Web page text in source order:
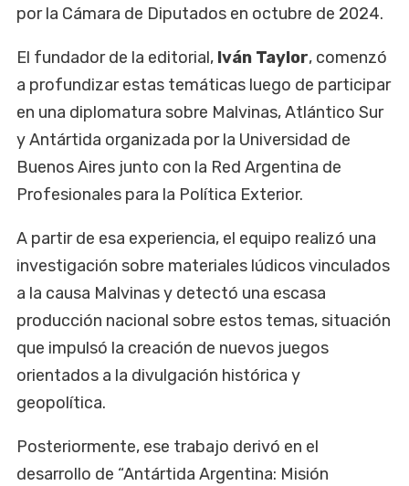
por la Cámara de Diputados en octubre de 2024.
El fundador de la editorial, Iván Taylor, comenzó
a profundizar estas temáticas luego de participar
en una diplomatura sobre Malvinas, Atlántico Sur
y Antártida organizada por la Universidad de
Buenos Aires junto con la Red Argentina de
Profesionales para la Política Exterior.
A partir de esa experiencia, el equipo realizó una
investigación sobre materiales lúdicos vinculados
a la causa Malvinas y detectó una escasa
producción nacional sobre estos temas, situación
que impulsó la creación de nuevos juegos
orientados a la divulgación histórica y
geopolítica.
Posteriormente, ese trabajo derivó en el
desarrollo de “Antártida Argentina: Misión